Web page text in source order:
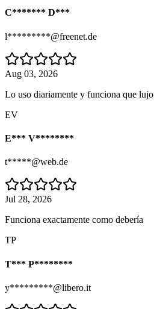
C******* D***
l*********@freenet.de
Aug 03, 2026
Lo uso diariamente y funciona que lujo
EV
E*** V********
t*****@web.de
Jul 28, 2026
Funciona exactamente como debería
TP
T*** P********
y*********@libero.it